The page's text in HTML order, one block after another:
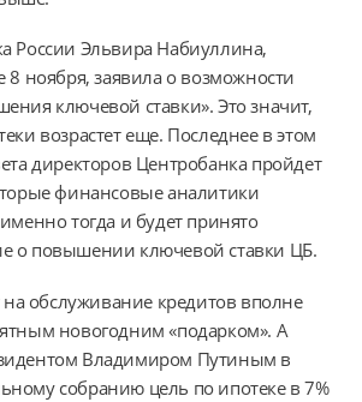
России Эльвира Набиуллина,
8 ноября, заявила о возможности
ключевой ставки». Это значит,
возрастет еще. Последнее в этом
директоров Центробанка пройдет
финансовые аналитики
тогда и будет принято
о повышении ключевой ставки ЦБ.
на обслуживание кредитов вполне
новогодним «подарком». А
Владимиром Путиным в
собранию цель по ипотеке в 7%